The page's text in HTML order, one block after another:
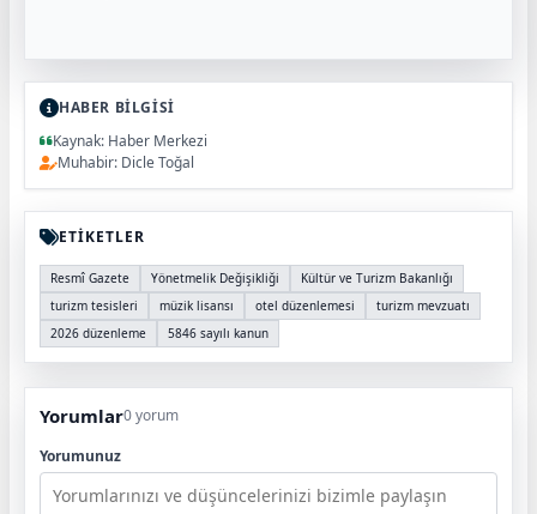
HABER BİLGİSİ
Kaynak: Haber Merkezi
Muhabir: Dicle Toğal
ETİKETLER
Resmî Gazete Yönetmelik Değişikliği
Kültür ve Turizm Bakanlığı
turizm tesisleri
müzik lisansı otel düzenlemesi
turizm mevzuatı
2026 düzenleme
5846 sayılı kanun
Yorumlar0 yorum
Yorumunuz